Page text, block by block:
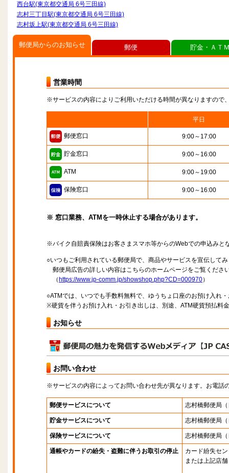
西台駅(東京都交通局 6号三田線)
志村三丁目駅(東京都交通局 6号三田線)
志村坂上駅(東京都交通局 6号三田線)
郵便局からのお知らせ
営業時間
※サービスの内容によりご利用いただける時間が異なりますので
平日
郵便窓口 9:00～17:00
貯金窓口 9:00～16:00
ATM 9:00～19:00
保険窓口 9:00～16:00
※ 窓口業務、ATMを一時休止する場合があります。
※バイク自賠責保険はお客さまスマホ等からのWebでの申込みと
○いつもご利用されている郵便局で、商品やサービスを宣伝して
郵便局広告の詳しい内容はこちらのホームページをご覧くださ
（ https://www.jp-comm.jp/showshop.php?CD=000970）
○ATMでは、いつでも手数料無料で、ゆうちょ口座のお預け入れ
※硬貨を伴うお預け入れ・お引き出しは、別途、ATM硬貨預払料
お知らせ
お問い合わせ
※サービスの内容によってお問い合わせ先が異なります。お電話
郵便サービスについて 志村橋郵便局
貯金サービスについて 志村橋郵便局
保険サービスについて 志村橋郵便局
通帳やカードの紛失・盗難に伴うお取引の停止
カード紛失セ
または上記店舗
郵便 貯金・ＡＴ